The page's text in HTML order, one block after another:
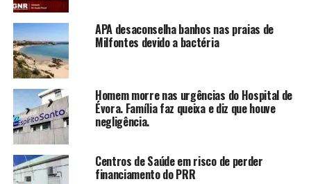
APA desaconselha banhos nas praias de
Milfontes devido a bactéria
Homem morre nas urgências do Hospital de
Évora. Família faz queixa e diz que houve
negligência.
Centros de Saúde em risco de perder
financiamento do PRR